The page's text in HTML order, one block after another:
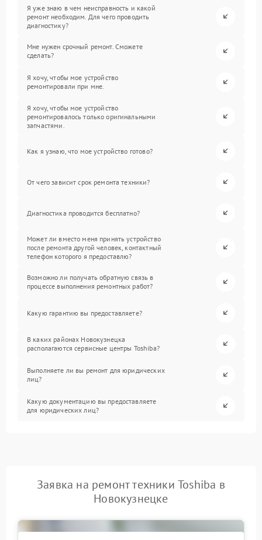
Я уже знаю в чем неисправность и какой
ремонт необходим. Для чего проводить
диагностику?
Мне нужен срочный ремонт. Сможете
сделать?
Я хочу, чтобы мое устройство
ремонтировали при мне.
Я хочу, чтобы мое устройство
ремонтировалось только оригинальными
запчастями.
Как я узнаю, что мое устройство готово?
От чего зависит срок ремонта техники?
Диагностика проводится бесплатно?
Может ли вместо меня принять устройство
после ремонта другой человек, контактный
телефон которого я предоставлю?
Возможно ли получать обратную связь в
процессе выполнения ремонтных работ?
Какую гарантию вы предоставляете?
В каких районах Новокузнецка
располагаются сервисные центры Toshiba?
Выполняете ли вы ремонт для юридических
лиц?
Какую документацию вы предоставляете
для юридических лиц?
Заявка на ремонт техники Toshiba в
Новокузнецке